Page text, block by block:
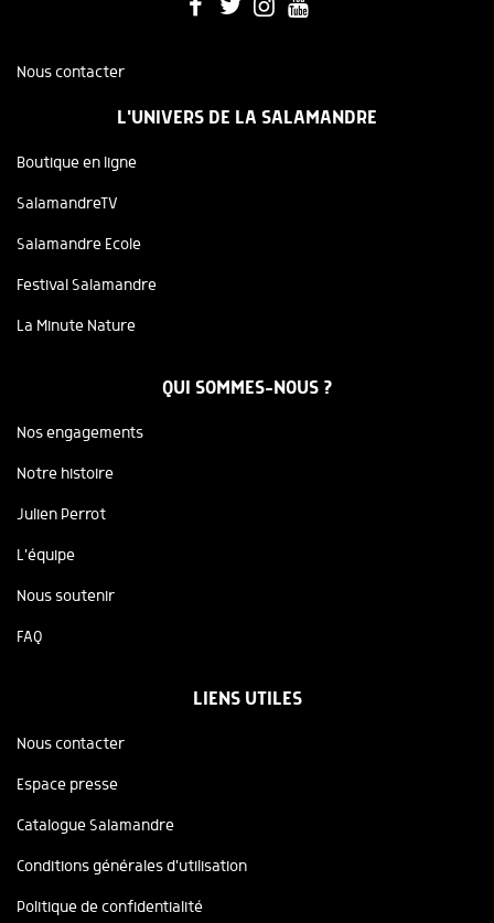
Nous contacter
L'UNIVERS DE LA SALAMANDRE
Boutique en ligne
SalamandreTV
Salamandre Ecole
Festival Salamandre
La Minute Nature
QUI SOMMES-NOUS ?
Nos engagements
Notre histoire
Julien Perrot
L'équipe
Nous soutenir
FAQ
LIENS UTILES
Nous contacter
Espace presse
Catalogue Salamandre
Conditions générales d'utilisation
Politique de confidentialité